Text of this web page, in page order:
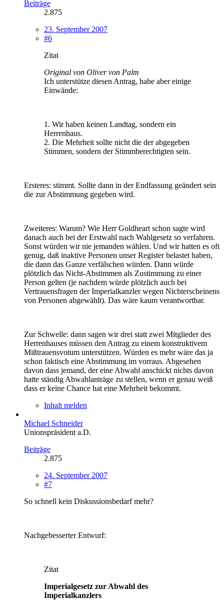
Beiträge
2.875
23. September 2007
#6
Zitat
Original von Oliver von Palm
Ich unterstütze diesen Antrag, habe aber einige
Einwände:
1. Wir haben keinen Landtag, sondern ein
Herrenhaus.
2. Die Mehrheit sollte nicht die der abgegeben
Stimmen, sondern der Stimmberechtigten sein.
Ersteres: stimmt. Sollte dann in der Endfassung geändert sein
die zur Abstimmung gegeben wird.
Zweiteres: Warum? Wie Herr Goldheart schon sagte wird
danach auch bei der Erstwahl nach Wahlgesetz so verfahren.
Sonst würden wir nie jemanden wählen. Und wir hatten es oft
genug, daß inaktive Personen unser Register belastet haben,
die dann das Ganze verfälschen würden. Dann würde
plötzlich das Nicht-Abstimmen als Zustimmung zu einer
Person gelten (je nachdem würde plötzlich auch bei
Vertrauensfragen der Imperialkanzler wegen Nichterscheinens
von Personen abgewählt). Das wäre kaum verantwortbar.
Zur Schwelle: dann sagen wir drei statt zwei Mitglieder des
Herrenhauses müssen den Antrag zu einem konstruktivem
Mißtrauensvotum unterstützen. Würden es mehr wäre das ja
schon faktisch eine Abstimmung im vorraus. Abgesehen
davon dass jemand, der eine Abwahl anschickt nichts davon
hatte ständig Abwahlanträge zu stellen, wenn er genau weiß
dass er keine Chance hat eine Mehrheit bekommt.
Inhalt melden
Michael Schneider
Unionspräsident a.D.
Beiträge
2.875
24. September 2007
#7
So schnell kein Diskussionsbedarf mehr?
Nachgebesserter Entwurf:
Zitat
Imperialgesetz zur Abwahl des
Imperialkanzlers